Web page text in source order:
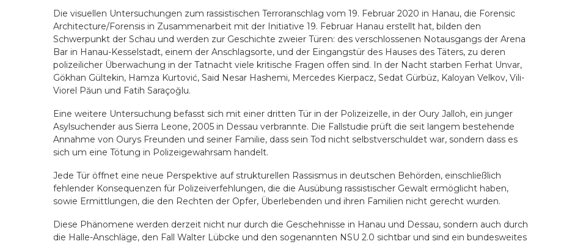
Die visuellen Untersuchungen zum rassistischen Terroranschlag vom 19. Februar 2020 in Hanau, die Forensic
Architecture/Forensis in Zusammenarbeit mit der Initiative 19. Februar Hanau erstellt hat, bilden den
Schwerpunkt der Schau und werden zur Geschichte zweier Türen: des verschlossenen Notausgangs der Arena
Bar in Hanau-Kesselstadt, einem der Anschlagsorte, und der Eingangstür des Hauses des Täters, zu deren
polizeilicher Überwachung in der Tatnacht viele kritische Fragen offen sind. In der Nacht starben Ferhat Unvar,
Gökhan Gültekin, Hamza Kurtović, Said Nesar Hashemi, Mercedes Kierpacz, Sedat Gürbüz, Kaloyan Velkov, Vili-
Viorel Păun und Fatih Saraçoğlu.
Eine weitere Untersuchung befasst sich mit einer dritten Tür in der Polizeizelle, in der Oury Jalloh, ein junger
Asylsuchender aus Sierra Leone, 2005 in Dessau verbrannte. Die Fallstudie prüft die seit langem bestehende
Annahme von Ourys Freunden und seiner Familie, dass sein Tod nicht selbstverschuldet war, sondern dass es
sich um eine Tötung in Polizeigewahrsam handelt.
Jede Tür öffnet eine neue Perspektive auf strukturellen Rassismus in deutschen Behörden, einschließlich
fehlender Konsequenzen für Polizeiverfehlungen, die die Ausübung rassistischer Gewalt ermöglicht haben,
sowie Ermittlungen, die den Rechten der Opfer, Überlebenden und ihren Familien nicht gerecht wurden.
Diese Phänomene werden derzeit nicht nur durch die Geschehnisse in Hanau und Dessau, sondern auch durch
die Halle-Anschläge, den Fall Walter Lübcke und den sogenannten NSU 2.0 sichtbar und sind ein bundesweites